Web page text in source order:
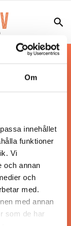
Om
innehållet
funktioner
Vi
och annan
och
med.
med annan
som de har